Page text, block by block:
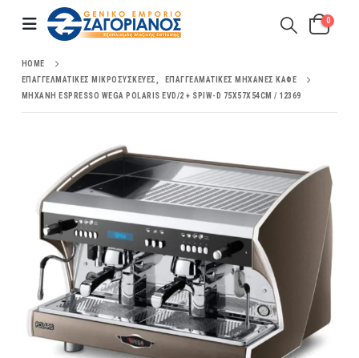
0
HOME
ΕΠΑΓΓΕΛΜΑΤΙΚΈΣ ΜΙΚΡΟΣΥΣΚΕΥΈΣ
ΕΠΑΓΓΕΛΜΑΤΙΚΈΣ ΜΗΧΑΝΈΣ ΚΑΦΈ
ΜΗΧΑΝΉ ESPRESSO WEGA POLARIS EVD/2 + SPIW-D 75X57X54CM / 12369